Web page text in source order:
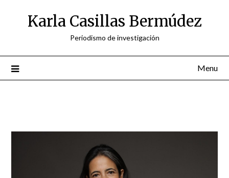
Karla Casillas Bermúdez
Periodismo de investigación
Menu